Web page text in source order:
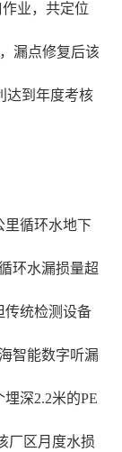
业，共定位
漏点修复后该
达到年度考核
里循环水地下
环水漏损量超
传统检测设备
智能数字听漏
深2.2米的PE
厂区月度水损